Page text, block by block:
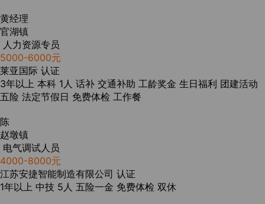
黄经理
官湖镇
人力资源专员
5000-6000元
莱亚国际 认证
3年以上 本科 1人 话补 交通补助 工龄奖金 生日福利 团建活动
五险 法定节假日 免费体检 工作餐
陈
赵墩镇
电气调试人员
4000-8000元
江苏安捷智能制造有限公司 认证
1年以上 中技 5人 五险一金 免费体检 双休